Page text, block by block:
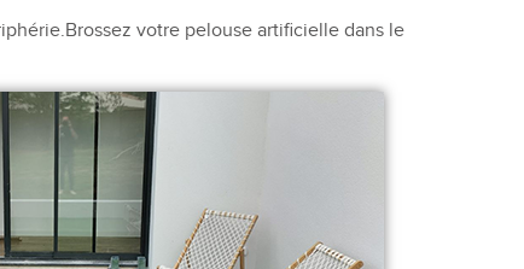
votre pelouse artificielle dans le